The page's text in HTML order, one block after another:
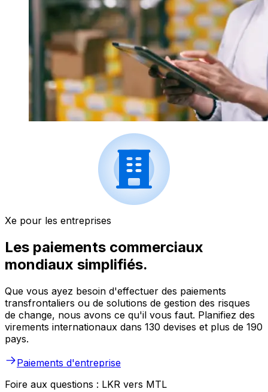
Xe pour les entreprises
Les paiements commerciaux
mondiaux simplifiés.
Que vous ayez besoin d'effectuer des paiements
transfrontaliers ou de solutions de gestion des risques
de change, nous avons ce qu'il vous faut. Planifiez des
virements internationaux dans 130 devises et plus de 190
pays.
Paiements d'entreprise
Foire aux questions : LKR vers MTL